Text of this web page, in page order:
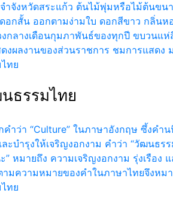
ำจังหวัดสระแก้ว ต้นไม้พุ่มหรือไม้ต้นขน
อกสั้น ออกตามง่ามใบ ดอกสีขาว กลิ่น
กลางเดือนกุมภาพันธ์ของทุกปี ขบวนแ
ดงผลงานของส่วนราชการ ชมการแสด
ทย
ธรรมไทย
ำว่า “Culture” ในภาษาอังกฤษ ซึ้งคำ
ะบำรุงให้เจริญงอกงาม คำว่า “วัฒนธ
หมายถึง ความเจริญงอกงาม รุ่งเรือง
มความหมายของคำในภาษาไทยจึงหม
ทย